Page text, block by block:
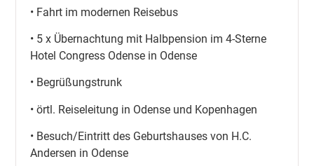
• Fahrt im modernen Reisebus
• 5 x Übernachtung mit Halbpension im 4-Sterne
Hotel Congress Odense in Odense
• Begrüßungstrunk
• örtl. Reiseleitung in Odense und Kopenhagen
• Besuch/Eintritt des Geburtshauses von H.C.
Andersen in Odense